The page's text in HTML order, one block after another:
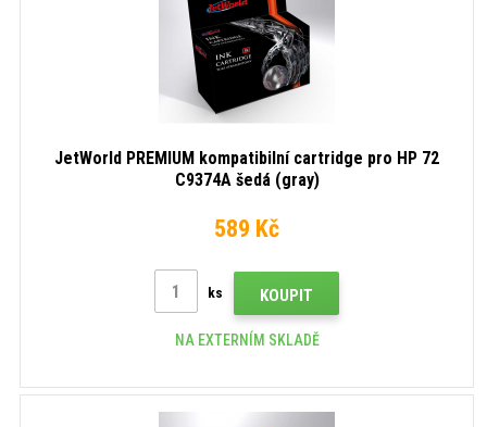
JetWorld PREMIUM kompatibilní cartridge pro HP 72
C9374A šedá (gray)
589 Kč
ks KOUPIT
NA EXTERNÍM SKLADĚ